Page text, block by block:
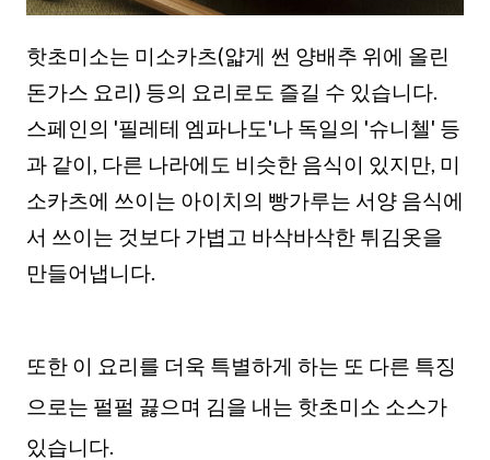
핫초미소는 미소카츠(얇게 썬 양배추 위에 올린
돈가스 요리) 등의 요리로도 즐길 수 있습니다.
스페인의 '필레테 엠파나도'나 독일의 '슈니첼' 등
과 같이, 다른 나라에도 비슷한 음식이 있지만, 미
소카츠에 쓰이는 아이치의 빵가루는 서양 음식에
서 쓰이는 것보다 가볍고 바삭바삭한 튀김옷을
만들어냅니다.
또한 이 요리를 더욱 특별하게 하는 또 다른 특징
으로는 펄펄 끓으며 김을 내는 핫초미소 소스가
있습니다.